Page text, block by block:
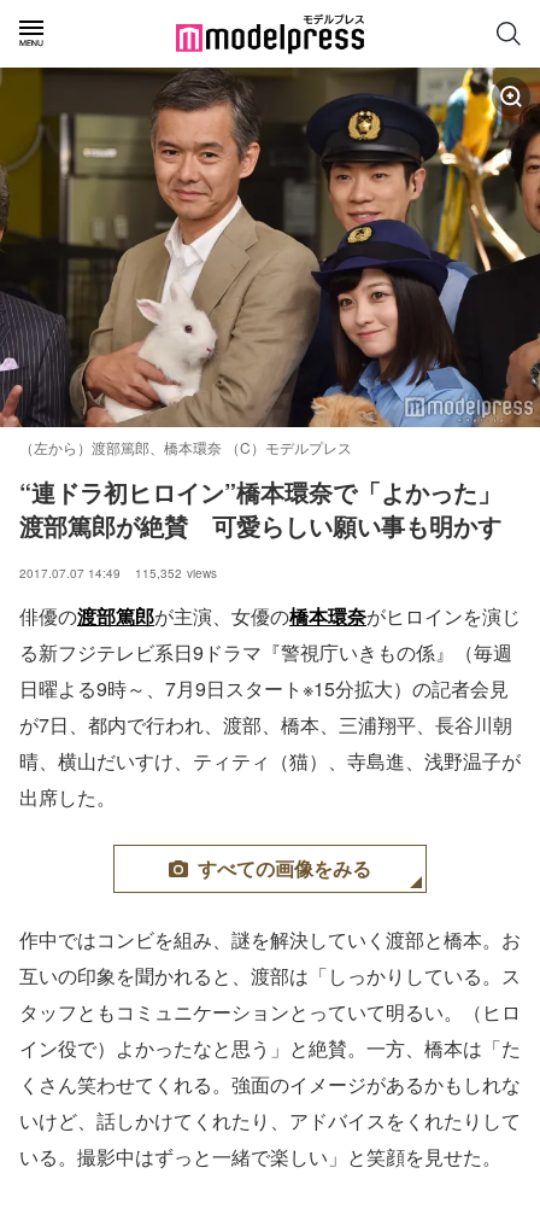
（左から）渡部篤郎、橋本環奈 （C）モデルプレス
“連ドラ初ヒロイン”橋本環奈で「よかった」
渡部篤郎が絶賛　可愛らしい願い事も明かす
2017.07.07 14:49 115,352 views
俳優の渡部篤郎が主演、女優の橋本環奈がヒロインを演じ
る新フジテレビ系日9ドラマ『警視庁いきもの係』（毎週
日曜よる9時～、7月9日スタート※15分拡大）の記者会見
が7日、都内で行われ、渡部、橋本、三浦翔平、長谷川朝
晴、横山だいすけ、ティティ（猫）、寺島進、浅野温子が
出席した。
すべての画像をみる
作中ではコンビを組み、謎を解決していく渡部と橋本。お
互いの印象を聞かれると、渡部は「しっかりしている。ス
タッフともコミュニケーションとっていて明るい。（ヒロ
イン役で）よかったなと思う」と絶賛。一方、橋本は「た
くさん笑わせてくれる。強面のイメージがあるかもしれな
いけど、話しかけてくれたり、アドバイスをくれたりして
いる。撮影中はずっと一緒で楽しい」と笑顔を見せた。